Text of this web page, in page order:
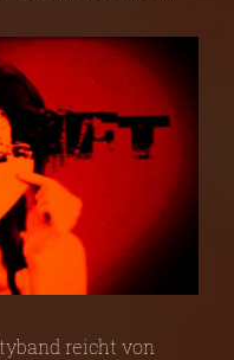
reicht von